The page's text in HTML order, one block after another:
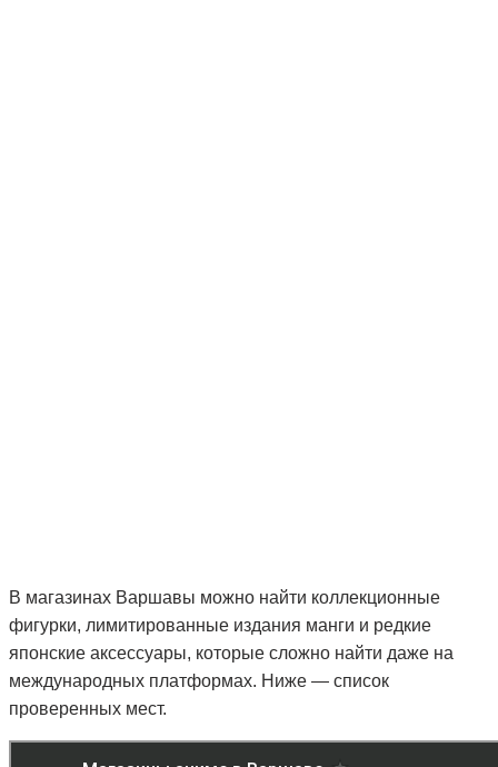
В магазинах Варшавы можно найти коллекционные
фигурки, лимитированные издания манги и редкие
японские аксессуары, которые сложно найти даже на
международных платформах. Ниже — список
проверенных мест.